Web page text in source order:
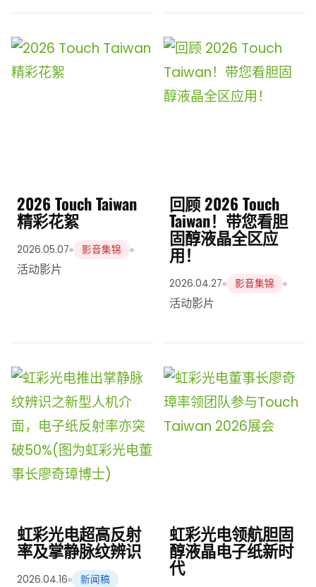
2026 Touch Taiwan
精彩花絮
2026.05.07 影音集锦
活动影片
回顾 2026 Touch
Taiwan！带您看胆
固醇液晶全区应
用！
2026.04.27 影音集锦
活动影片
虹彩光电超高反射
率及掌静脉纹辨识
2026.04.16 新闻稿
虹彩光电领航胆固
醇液晶电子纸新时
代